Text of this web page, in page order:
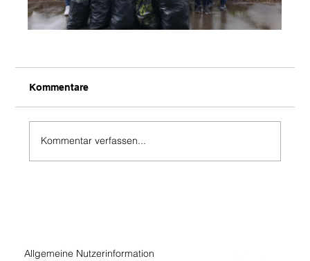
Kommentare
Kommentar verfassen...
Allgemeine Nutzerinformation